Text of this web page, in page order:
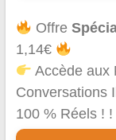
Offre
1,14€
Accède aux
Conversations
100 % Réels ! !